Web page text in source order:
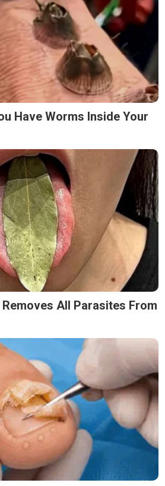
Have Worms Inside Your
All Parasites From